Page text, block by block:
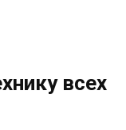
всех